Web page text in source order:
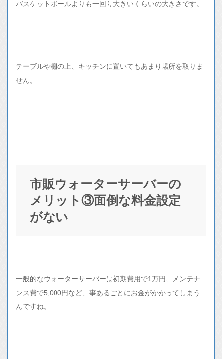
バスケットボールよりも一回り大きいくらいの大きさです。
テーブルや棚の上、キッチンに置いてもあまり場所を取りま
せん。
市販ウォーターサーバーの
メリット③面倒な料金設定
がない
一般的なウォーターサーバーは初期費用で1万円、メンテナ
ンス費で5,000円など、事あるごとにお金がかかってしまう
んですね。